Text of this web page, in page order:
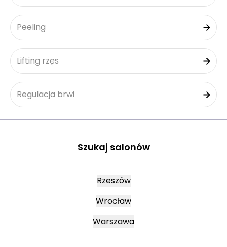
Peeling
Lifting rzęs
Regulacja brwi
Szukaj salonów
Rzeszów
Wrocław
Warszawa